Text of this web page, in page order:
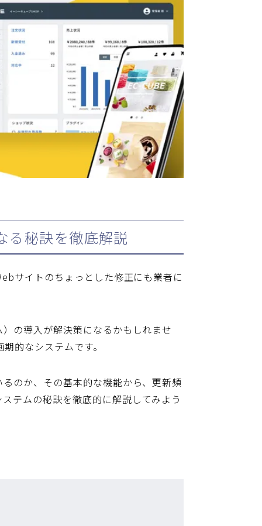
る秘訣を徹底解説
サイトのちょっとした修正にも業者に
の導入が解決策になるかもしれませ
的なシステムです。
のか、その基本的な機能から、更新頻
テムの秘訣を徹底的に解説してみよう